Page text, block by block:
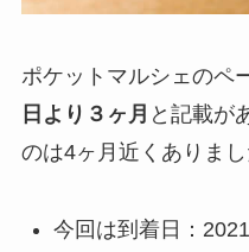
ポケットマルシェのペ
日より３ヶ月 と記載が
のは4ヶ月近くありまし
今回は到着日：